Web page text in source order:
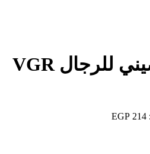
ماكينة حلاقة صيني للرجال VGR
214 EGP